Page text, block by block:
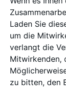
Laden Sie
um die
verlangt die
Mitwirkenden,
zu bitten, den